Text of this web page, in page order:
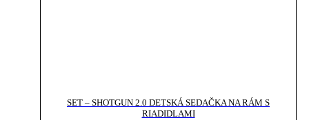
SET – SHOTGUN 2.0 DETSKÁ SEDAČKA NA RÁM S
RIADIDLAMI